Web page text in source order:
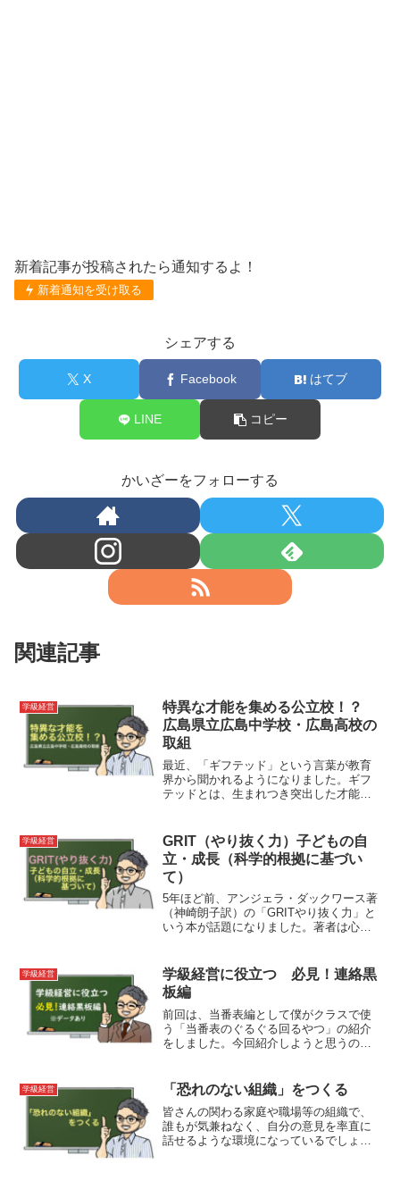
新着記事が投稿されたら通知するよ！
新着通知を受け取る
シェアする
X Facebook はてブ
LINE コピー
かいざーをフォローする
関連記事
学級経営
特異な才能を集める公立校！？
広島県立広島中学校・広島高校の
取組
最近、「ギフテッド」という言葉が教育
界から聞かれるようになりました。ギフ
テッドとは、生まれつき突出した才能
事を見つけました。併設型中高一貫教育
校の広島県立広島中学校・広島高校（生
徒1190人）は令和5年度の中学校入試か
ら、数学に特異な才能のある生徒を全国
募集します。同校での教育活動を通し
て、才能をさらに伸ばし、グローバルに
活躍し、社会的インパクトを与えるよう
な人材を育むことが狙いのようです。
学級経営
GRIT（やり抜く力）子どもの自
立・成長（科学的根拠に基づい
て）
5年ほど前、アンジェラ・ダックワース著
（神崎朗子訳）の「GRITやり抜く力」と
いう本が話題になりました。著者は心理
たようです。生徒が成長する過程で、自
立し、粘り強く物事に取り組み続けるに
は…。この答えの方向性を、科学的視点
で検証するのが、この本だと思います。
学級経営
学級経営に役立つ 必見！連絡黒
板編
前回は、当番表編として僕がクラスで使
う「当番表のぐるぐる回るやつ」の紹介
をしました。今回紹介しようと思うの
ると思います。次の日の授業の連絡を教
科係がチョークを使って書い...
学級経営 「恐れのない組織」をつくる
皆さんの関わる家庭や職場等の組織で、
誰もが気兼ねなく、自分の意見を率直に
話せるような環境になっているでしょう